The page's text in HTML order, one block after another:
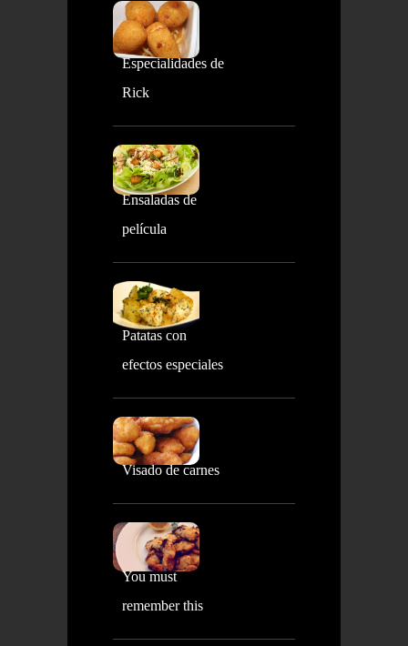
Especialidades de
Rick
Ensaladas de
película
Patatas con
efectos especiales
Visado de carnes
You must
remember this